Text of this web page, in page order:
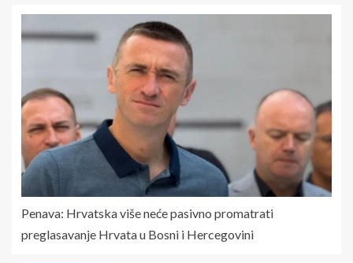
Penava: Hrvatska više neće pasivno promatrati
preglasavanje Hrvata u Bosni i Hercegovini